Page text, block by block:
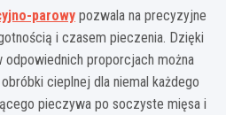
parowy pozwala na precyzyjne
i czasem pieczenia. Dzięki
proporcjach można
cieplnej dla niemal każdego
pieczywa po soczyste mięsa i